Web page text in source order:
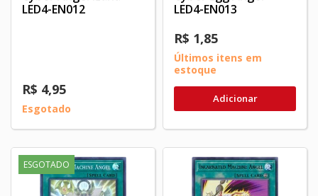
LED4-EN012
R$ 4,95
Esgotado
LED4-EN013
R$ 1,85
Últimos itens em
estoque
Adicionar
ESGOTADO